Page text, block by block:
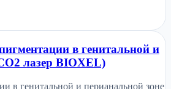
в генитальной и
лазер BIOXEL)
в генитальной и перианальной зоне